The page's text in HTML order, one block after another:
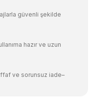
güvenli şekilde
hazır ve uzun
ve sorunsuz iade–